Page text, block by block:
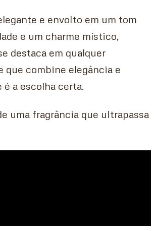
e envolto em um tom
e um charme místico,
destaca em qualquer
que combine elegância e
é a escolha certa.
uma fragrância que ultrapassa